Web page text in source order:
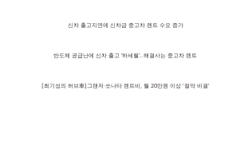
신차 출고지연에 신차급 중고차 렌트 수요 증가
반도체 공급난에 신차 출고 ’하세월’…해결사는 중고차 렌트
[최기성의 허브車]그랜저·쏘나타 렌트비, 월 20만원 이상 '절약 비결'